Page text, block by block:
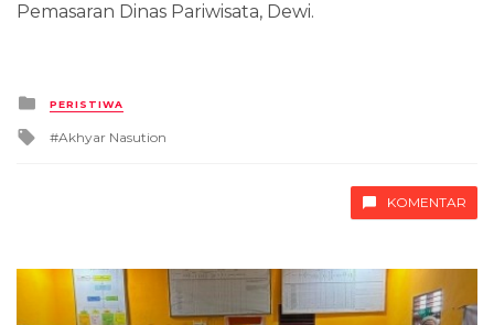
Pemasaran Dinas Pariwisata, Dewi.
Posted
in
PERISTIWA
Tagged
Akhyar Nasution
KOMENTAR